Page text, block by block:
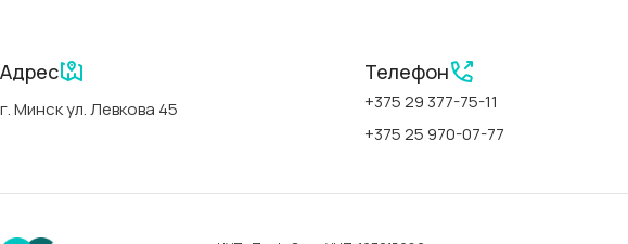
АРТИКУЛ 00300
СТРАНА Польша
Адрес
г. Минск ул. Левкова 45
Телефон
+375 29 377-75-11
+375 25 970-07-77